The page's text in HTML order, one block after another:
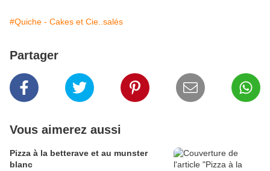
#Quiche - Cakes et Cie..salés
Partager
Vous aimerez aussi
Pizza à la betterave et au munster
blanc